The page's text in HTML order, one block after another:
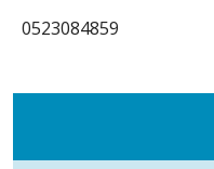
0523084859